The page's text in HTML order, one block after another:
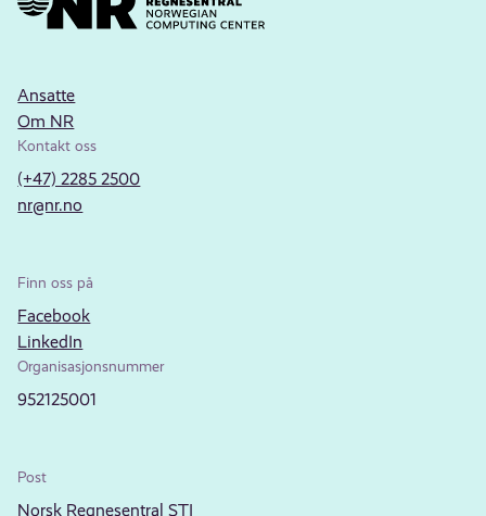
Ansatte
Om NR
Kontakt oss
(+47) 2285 2500
nr@nr.no
Finn oss på
Facebook
LinkedIn
Organisasjonsnummer
952125001
Post
Norsk Regnesentral STI